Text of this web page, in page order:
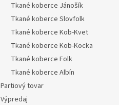
Tkané koberce Jánošík
Tkané koberce Slovfolk
Tkané koberce Kob-Kvet
Tkané koberce Kob-Kocka
Tkané koberce Folk
Tkané koberce Albín
Partiový tovar
Výpredaj